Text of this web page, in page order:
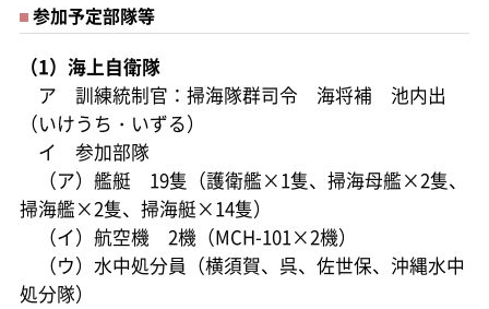
参加予定部隊等
（1）海上自衛隊
ア 訓練統制官：掃海隊群司令 海将補 池内出
（いけうち・いずる）
イ 参加部隊
（ア）艦艇 19隻（護衛艦×1隻、掃海母艦×2隻、
掃海艦×2隻、掃海艇×14隻）
（イ）航空機 2機（MCH-101×2機）
（ウ）水中処分員（横須賀、呉、佐世保、沖縄水中
処分隊）